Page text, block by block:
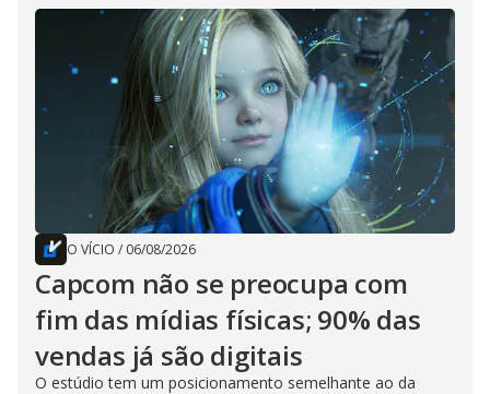
O VÍCIO / 06/08/2026
Capcom não se preocupa com
fim das mídias físicas; 90% das
vendas já são digitais
O estúdio tem um posicionamento semelhante ao da